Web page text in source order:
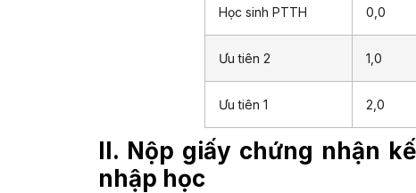
Học sinh PTTH 0,0
Ưu tiên 2 1,0
Ưu tiên 1 2,0
II. Nộp giấy chứng nhận
nhập học